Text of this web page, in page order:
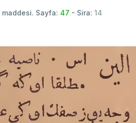
maddesi. Sayfa: 47 - Sira: 14